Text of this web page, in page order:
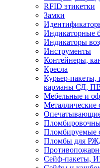
RFID этикетки
Замки
Индикаторные
Индикаторы
Инструменты
Контейнеры,
Кресла
Курьер-пакеты,
карманы СД,
Мебельные и
Металлические
Пломбируемые
Пломбы для
Сейф-пакеты,